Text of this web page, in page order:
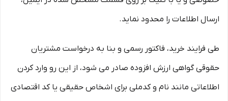
ارسال اطلاعات را محدود نماید.
طی فرایند خرید، فاکتور رسمی و بنا به درخواست مشتریان
حقوقی گواهی ارزش افزوده صادر می شود، از این رو وارد کردن
اطلاعاتی مانند نام و کدملی برای اشخاص حقیقی یا کد اقتصادی